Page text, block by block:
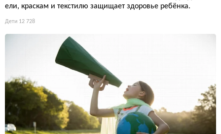
ели, краскам и текстилю защищает здоровье ребёнка.
Дети 12 728